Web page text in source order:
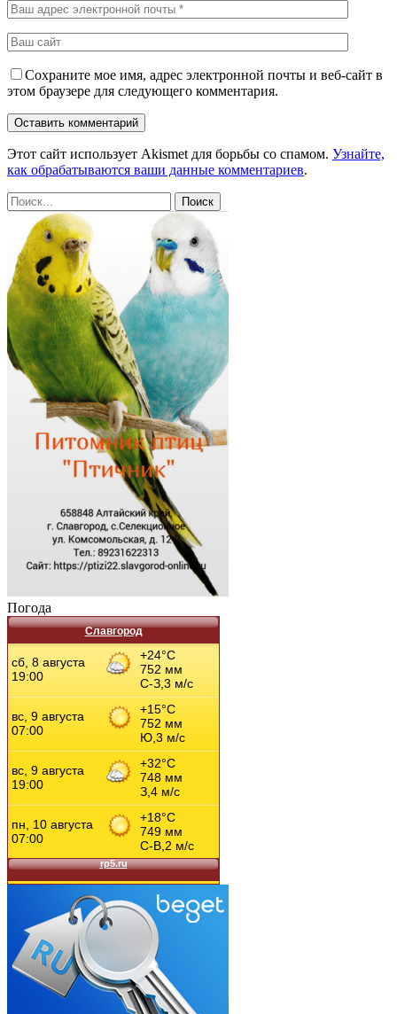
Сохраните мое имя, адрес электронной почты и веб-сайт в
этом браузере для следующего комментария.
Этот сайт использует Akismet для борьбы со спамом. Узнайте,
как обрабатываются ваши данные комментариев.
Погода
Славгород